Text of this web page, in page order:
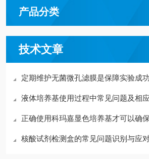
产品分类
技术文章
定期维护无菌微孔滤膜是保障实验成
液体培养基使用过程中常见问题及相
正确使用科玛嘉显色培养基才可以确保检测结
核酸试剂检测盒的常见问题识别与应